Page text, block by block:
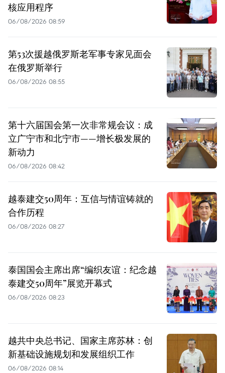
核应用程序
06/08/2026 08:59
第53次援越俄罗斯老军事专家见面会
在俄罗斯举行
06/08/2026 08:55
第十六届国会第一次非常规会议：成
立广宁市和北宁市——增长极发展的
新动力
06/08/2026 08:42
越泰建交50周年：互信与情谊铸就的
合作历程
06/08/2026 08:27
泰国国会主席出席“编织友谊：纪念越
泰建交50周年”展览开幕式
06/08/2026 08:23
越共中央总书记、国家主席苏林：创
新基础设施规划和发展组织工作
06/08/2026 08:14